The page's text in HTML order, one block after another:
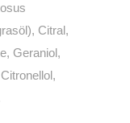
Citral,
Geraniol,